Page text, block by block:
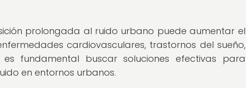
prolongada al ruido urbano puede aumentar el
cardiovasculares, trastornos del sueño,
fundamental buscar soluciones efectivas para
en entornos urbanos.